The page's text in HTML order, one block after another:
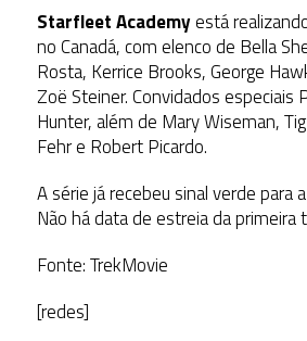
Starfleet Academyestá
no Canadá, com elenco de Bella
Rosta, Kerrice Brooks, George
Zoë Steiner. Convidados especiais
Hunter, além de Mary Wiseman,
Fehr e Robert Picardo.
A série já recebeu sinal verde para
Não há data de estreia da primeira
Fonte: TrekMovie
[redes]